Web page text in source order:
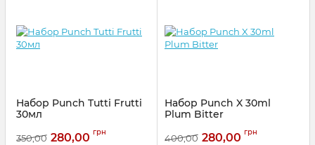
Набор Punch Tutti Frutti
30мл
350,00 280,00 грн
Набор Punch X 30ml
Plum Bitter
400,00 280,00 грн